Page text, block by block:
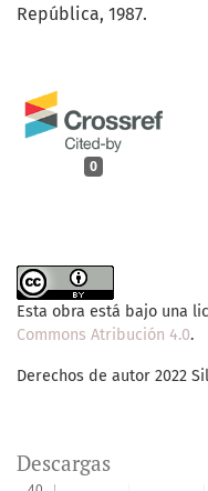
0
República, 1987.
Esta obra está bajo una
Commons Atribución 4.0.
Derechos de autor 2022
Descargas